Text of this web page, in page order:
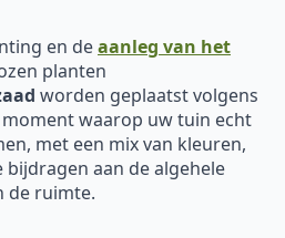
en deaanleg van het
planten
worden geplaatst volgens
waarop uw tuin echt
met een mix van kleuren,
aan de algehele
de ruimte.